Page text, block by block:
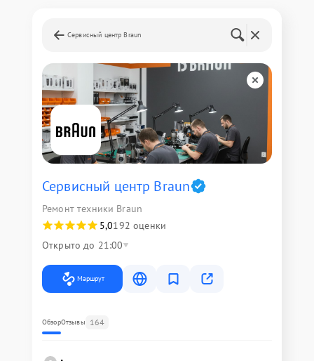
Сервисный центр Braun
Сервисный центр Braun
Ремонт техники Braun
5,0192 оценки
Открыто до 21:00
Маршрут
ОбзорОтзывы 164